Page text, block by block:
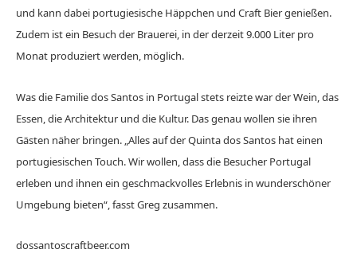
und kann dabei portugiesische Häppchen und Craft Bier genießen.
Zudem ist ein Besuch der Brauerei, in der derzeit 9.000 Liter pro
Monat produziert werden, möglich.
Was die Familie dos Santos in Portugal stets reizte war der Wein, das
Essen, die Architektur und die Kultur. Das genau wollen sie ihren
Gästen näher bringen. „Alles auf der Quinta dos Santos hat einen
portugiesischen Touch. Wir wollen, dass die Besucher Portugal
erleben und ihnen ein geschmackvolles Erlebnis in wunderschöner
Umgebung bieten“, fasst Greg zusammen.
dossantoscraftbeer.com